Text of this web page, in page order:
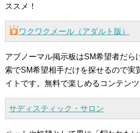
ススメ！
ワクワクメール（アダルト版）
アブノーマル掲示板はSM希望者だら
索でSM希望相手だけを探せるので実
イトです。無料で楽しめるコンテン
サディスティック・サロン